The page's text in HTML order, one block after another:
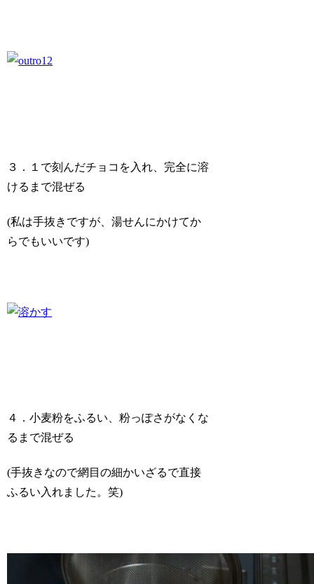
３．１で刻んだチョコを入れ、完全に溶
けるまで混ぜる
(私は手抜きですが、湯せんにかけてか
らでもいいです)
４．小麦粉をふるい、粉っぽさがなくな
るまで混ぜる
(手抜きなので網目の細かいざるで直接
ふるい入れました。笑)